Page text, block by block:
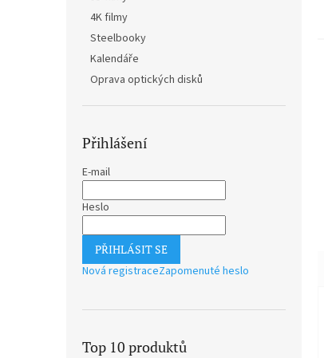
4K filmy
Steelbooky
Kalendáře
Oprava optických disků
Přihlášení
E-mail
Heslo
PŘIHLÁSIT SE
Nová registraceZapomenuté heslo
Top 10 produktů